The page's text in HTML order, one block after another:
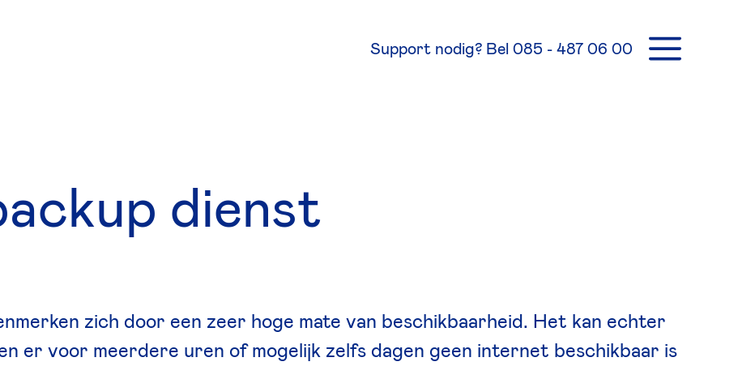
Support nodig? Bel 085 - 487 06 00
ackup dienst
zich door een zeer hoge mate van beschikbaarheid. Het kan echter
er voor meerdere uren of mogelijk zelfs dagen geen internet beschikbaar is